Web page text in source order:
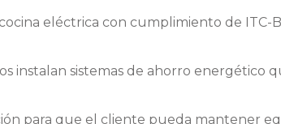
eléctrica con cumplimiento de
instalan sistemas de ahorro
para que el cliente pueda mantener